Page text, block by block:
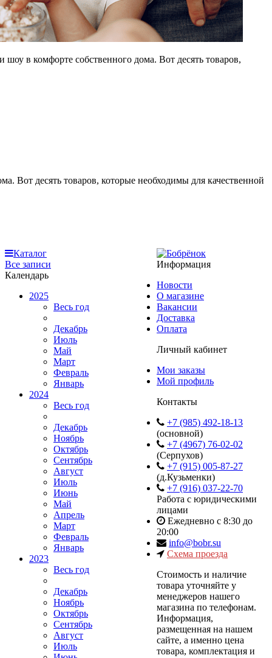
в комфорте собственного дома. Вот десять товаров,
Вот десять товаров, которые необходимы для качественной
Каталог
Все записи
Календарь
2025
Весь год
Декабрь
Июль
Май
Март
Февраль
Январь
2024
Весь год
Декабрь
Ноябрь
Октябрь
Сентябрь
Август
Июль
Июнь
Май
Апрель
Март
Февраль
Январь
2023
Весь год
Декабрь
Ноябрь
Октябрь
Сентябрь
Август
Июль
Информация
Новости
О магазине
Вакансии
Доставка
Оплата
Личный кабинет
Мои заказы
Мой профиль
Контакты
+7 (985) 492-18-13
(основной)
+7 (4967) 76-02-02
(Серпухов)
+7 (915) 005-87-27
(д.Кузьменки)
+7 (916) 037-22-70
Работа с юридическими
лицами
Ежедневно с 8:30 до
20:00
info@bobr.su
Схема проезда
Cтоимость и наличие
товара уточняйте у
менеджеров нашего
магазина по телефонам.
Информация,
размещенная на нашем
сайте, а именно цена
товара, комплектация и